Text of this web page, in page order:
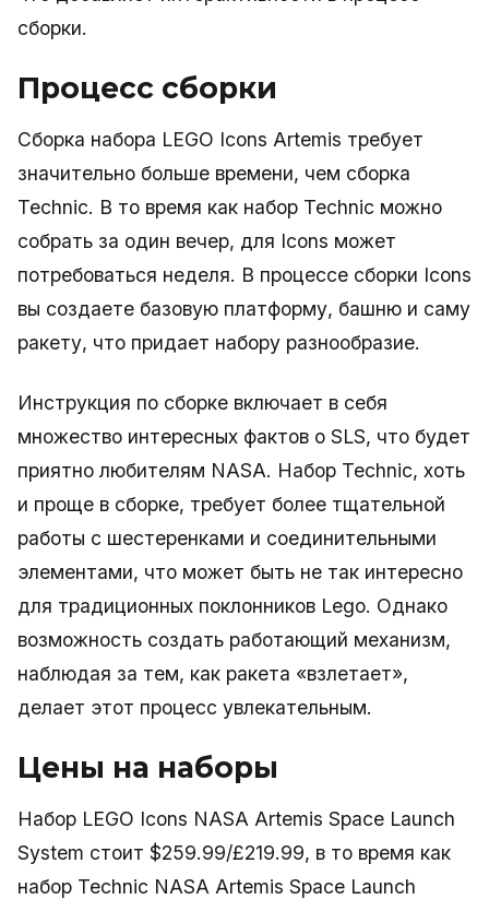
сборки.
Процесс сборки
Сборка набора LEGO Icons Artemis требует
значительно больше времени, чем сборка
Technic. В то время как набор Technic можно
собрать за один вечер, для Icons может
потребоваться неделя. В процессе сборки Icons
вы создаете базовую платформу, башню и саму
ракету, что придает набору разнообразие.
Инструкция по сборке включает в себя
множество интересных фактов о SLS, что будет
приятно любителям NASA. Набор Technic, хоть
и проще в сборке, требует более тщательной
работы с шестеренками и соединительными
элементами, что может быть не так интересно
для традиционных поклонников Lego. Однако
возможность создать работающий механизм,
наблюдая за тем, как ракета «взлетает»,
делает этот процесс увлекательным.
Цены на наборы
Набор LEGO Icons NASA Artemis Space Launch
System стоит $259.99/£219.99, в то время как
набор Technic NASA Artemis Space Launch